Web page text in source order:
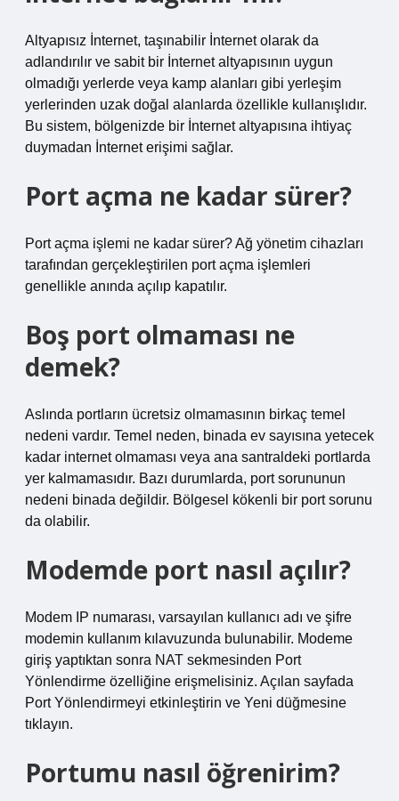
Altyapısız İnternet, taşınabilir İnternet olarak da
adlandırılır ve sabit bir İnternet altyapısının uygun
olmadığı yerlerde veya kamp alanları gibi yerleşim
yerlerinden uzak doğal alanlarda özellikle kullanışlıdır.
Bu sistem, bölgenizde bir İnternet altyapısına ihtiyaç
duymadan İnternet erişimi sağlar.
Port açma ne kadar sürer?
Port açma işlemi ne kadar sürer? Ağ yönetim cihazları
tarafından gerçekleştirilen port açma işlemleri
genellikle anında açılıp kapatılır.
Boş port olmaması ne
demek?
Aslında portların ücretsiz olmamasının birkaç temel
nedeni vardır. Temel neden, binada ev sayısına yetecek
kadar internet olmaması veya ana santraldeki portlarda
yer kalmamasıdır. Bazı durumlarda, port sorununun
nedeni binada değildir. Bölgesel kökenli bir port sorunu
da olabilir.
Modemde port nasıl açılır?
Modem IP numarası, varsayılan kullanıcı adı ve şifre
modemin kullanım kılavuzunda bulunabilir. Modeme
giriş yaptıktan sonra NAT sekmesinden Port
Yönlendirme özelliğine erişmelisiniz. Açılan sayfada
Port Yönlendirmeyi etkinleştirin ve Yeni düğmesine
tıklayın.
Portumu nasıl öğrenirim?